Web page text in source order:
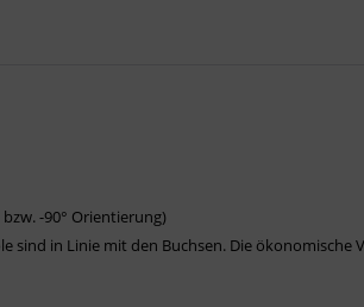
-90° Orientierung)
sind in Linie mit den Buchsen. Die ökonomische